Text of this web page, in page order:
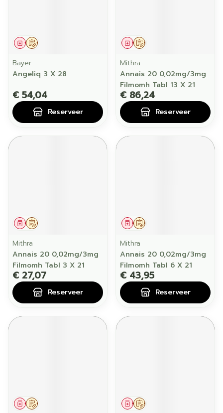
Op voorschrift
Geneesmiddel
Bayer
Angeliq 3 X 28
€ 54,04
Reserveer
Op voorschrift
Geneesmiddel
Mithra
Annais 20 0,02mg/3mg
Filmomh Tabl 13 X 21
€ 86,24
Reserveer
Op voorschrift
Geneesmiddel
Mithra
Annais 20 0,02mg/3mg
Filmomh Tabl 3 X 21
€ 27,07
Reserveer
Op voorschrift
Geneesmiddel
Mithra
Annais 20 0,02mg/3mg
Filmomh Tabl 6 X 21
€ 43,95
Reserveer
Op voorschrift
Geneesmiddel Op voorschrift
Geneesmiddel